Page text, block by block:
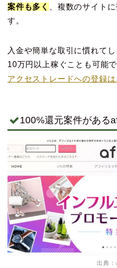
案件も多く 、複数のサイト
す。
入金や簡単な取引に慣れて
10万円以上稼ぐことも可能で
アクセストレードへの登録は
100%還元案件がある
出典：